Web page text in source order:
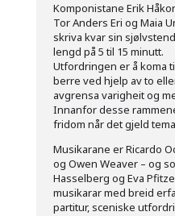
Komponistane Erik
Tor Anders Eri og Maia
skriva kvar sin
lengd på 5 til 15 minutt.
Utfordringen er å koma
berre ved hjelp av to
avgrensa varigheit og
Innanfor desse
fridom når det gjeld
Musikarane er Ricardo
og Owen Weaver – og
Hasselberg og Eva
musikarar med breid
partitur, sceniske